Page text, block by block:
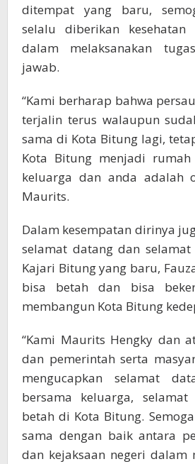
ditempat yang baru,
selalu diberikan kesehatan
dalam melaksanakan
jawab.
“Kami berharap bahwa
terjalin terus walaupun
sama di Kota Bitung lagi,
Kota Bitung menjadi
keluarga dan anda adalah
Maurits.
Dalam kesempatan dirinya
selamat datang dan
Kajari Bitung yang baru,
bisa betah dan bisa
membangun Kota Bitung
“Kami Maurits Hengky dan
dan pemerintah serta
mengucapkan selamat
bersama keluarga, selamat
betah di Kota Bitung.
sama dengan baik antara
dan kejaksaan negeri dalam